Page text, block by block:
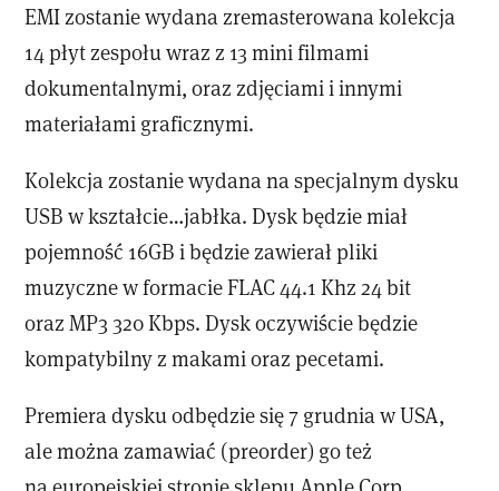
EMI zostanie wydana zremasterowana kolekcja
14 płyt zespołu wraz z 13 mini filmami
dokumentalnymi, oraz zdjęciami i innymi
materiałami graficznymi.
Kolekcja zostanie wydana na specjalnym dysku
USB w kształcie…jabłka. Dysk będzie miał
pojemność 16GB i będzie zawierał pliki
muzyczne w formacie FLAC 44.1 Khz 24 bit
oraz MP3 320 Kbps. Dysk oczywiście będzie
kompatybilny z makami oraz pecetami.
Premiera dysku odbędzie się 7 grudnia w USA,
ale można zamawiać (preorder) go też